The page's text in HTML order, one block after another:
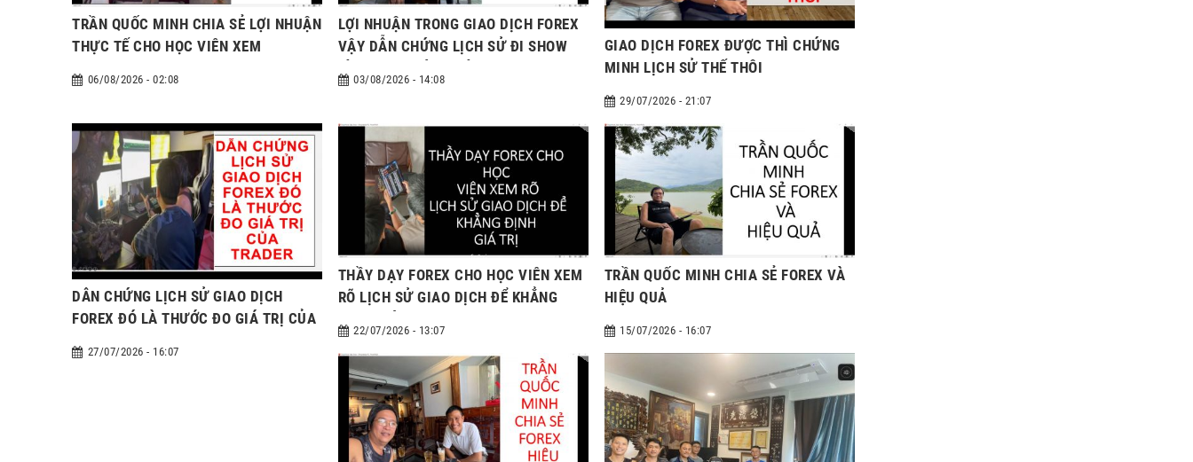
TRẦN QUỐC MINH CHIA SẺ LỢI NHUẬN
THỰC TẾ CHO HỌC VIÊN XEM
06/08/2026 - 02:08
LỢI NHUẬN TRONG GIAO DỊCH FOREX
VẬY DẪN CHỨNG LỊCH SỬ ĐI SHOW
03/08/2026 - 14:08
GIAO DỊCH FOREX ĐƯỢC THÌ CHỨNG
MINH LỊCH SỬ THẾ THÔI
29/07/2026 - 21:07
DẪN CHỨNG LỊCH SỬ GIAO DỊCH
FOREX ĐÓ LÀ THƯỚC ĐO GIÁ TRỊ CỦA
27/07/2026 - 16:07
THẦY DẠY FOREX CHO HỌC VIÊN XEM
RÕ LỊCH SỬ GIAO DỊCH ĐỂ KHẲNG
22/07/2026 - 13:07
TRẦN QUỐC MINH CHIA SẺ FOREX VÀ
HIỆU QUẢ
15/07/2026 - 16:07